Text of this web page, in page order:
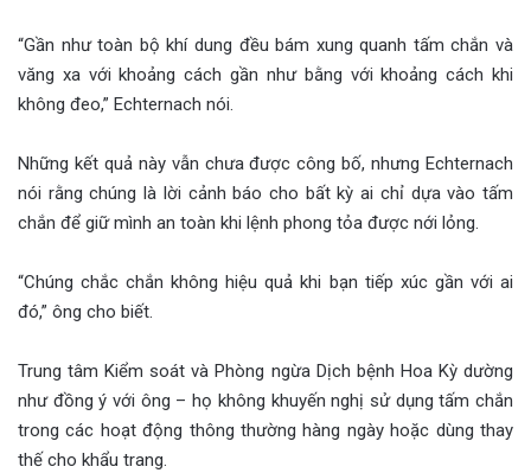
“Gần như toàn bộ khí dung đều bám xung quanh tấm chắn và
văng xa với khoảng cách gần như bằng với khoảng cách khi
không đeo,” Echternach nói.
Những kết quả này vẫn chưa được công bố, nhưng Echternach
nói rằng chúng là lời cảnh báo cho bất kỳ ai chỉ dựa vào tấm
chắn để giữ mình an toàn khi lệnh phong tỏa được nới lỏng.
“Chúng chắc chắn không hiệu quả khi bạn tiếp xúc gần với ai
đó,” ông cho biết.
Trung tâm Kiểm soát và Phòng ngừa Dịch bệnh Hoa Kỳ dường
như đồng ý với ông – họ không khuyến nghị sử dụng tấm chắn
trong các hoạt động thông thường hàng ngày hoặc dùng thay
thế cho khẩu trang.